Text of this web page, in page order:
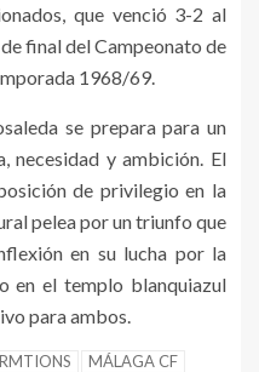
que venció 3-2 al
final del Campeonato de
1968/69.
se prepara para un
necesidad y ambición. El
de privilegio en la
pelea por un triunfo que
en su lucha por la
en el templo blanquiazul
para ambos.
MÁLAGA CF